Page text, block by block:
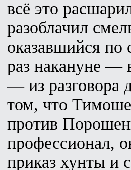
всё это
разоблачил
оказавшийся по
раз накануне —
— из разговора
том, что
против
профессионал,
приказ хунты и